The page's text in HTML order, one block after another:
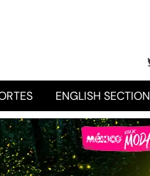
ENGLISH SECTION